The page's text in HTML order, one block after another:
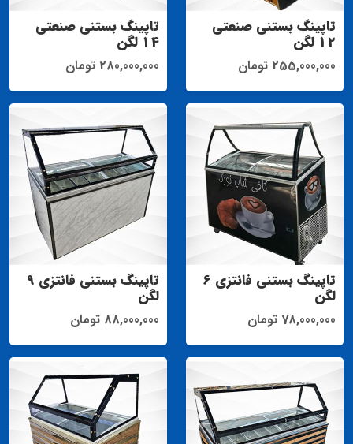
تاپینگ بستنی صنعتی
12 لگن
255,000,000 تومان
تاپینگ بستنی صنعتی
14 لگن
280,000,000 تومان
تاپینگ بستنی فانتزی 6
لگن
78,000,000 تومان
تاپینگ بستنی فانتزی 9
لگن
88,000,000 تومان